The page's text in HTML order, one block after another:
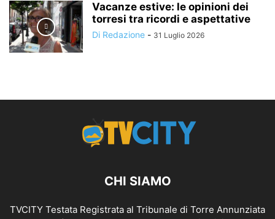
Vacanze estive: le opinioni dei
torresi tra ricordi e aspettative
Di Redazione - 31 Luglio 2026
CHI SIAMO
TVCITY Testata Registrata al Tribunale di Torre Annunziata